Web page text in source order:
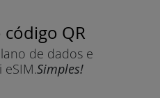
QR
de dados e
eSIM.Simples!